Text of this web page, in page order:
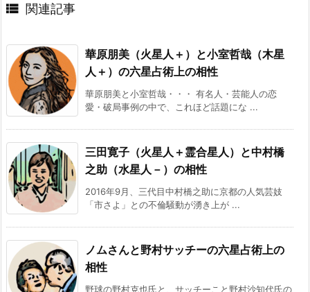
 関連記事
華原朋美（火星人＋）と小室哲哉（木星
人＋）の六星占術上の相性
華原朋美と小室哲哉・・・ 有名人・芸能人の恋
愛・破局事例の中で、これほど話題にな ...
三田寛子（火星人＋霊合星人）と中村橋
之助（水星人－）の相性
2016年9月、三代目中村橋之助に京都の人気芸妓
「市さよ」との不倫騒動が湧き上が ...
ノムさんと野村サッチーの六星占術上の
相性
野球の野村克也氏と、サッチーこと野村沙知代氏の